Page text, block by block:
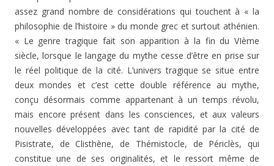
assez grand nombre de considérations qui touchent à « la
philosophie de l’histoire » du monde grec et surtout athénien.
« Le genre tragique fait son apparition à la fin du VIème
siècle, lorsque le langage du mythe cesse d’être en prise sur
le réel politique de la cité. L’univers tragique se situe entre
deux mondes et c’est cette double référence au mythe,
conçu désormais comme appartenant à un temps révolu,
mais encore présent dans les consciences, et aux valeurs
nouvelles développées avec tant de rapidité par la cité de
Pisistrate, de Clisthène, de Thémistocle, de Périclès, qui
constitue une de ses originalités, et le ressort même de